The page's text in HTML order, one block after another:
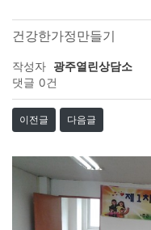
건강한가정만들기
작성자 광주열린상담소
댓글 0건
이전글 다음글